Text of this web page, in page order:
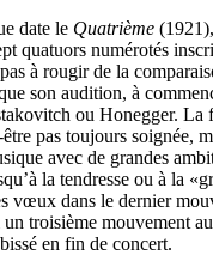
date le Quatrième
quatuors numérotés
à rougir de la
son audition, à
ou Honegger. La
pas toujours soignée,
avec de grandes
la tendresse ou à la
vœux dans le dernier
troisième mouvement
en fin de concert.